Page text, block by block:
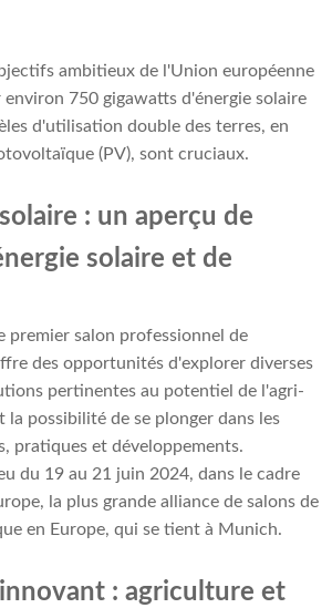
ambitieux de l'Union européenne
750 gigawatts d'énergie solaire
d'utilisation double des terres, en
(PV), sont cruciaux.
: un aperçu de
solaire et de
premier salon professionnel de
des opportunités d'explorer diverses
pertinentes au potentiel de l'agri-
la possibilité de se plonger dans les
pratiques et développements.
du 19 au 21 juin 2024, dans le cadre
la plus grande alliance de salons de
en Europe, qui se tient à Munich.
: agriculture et